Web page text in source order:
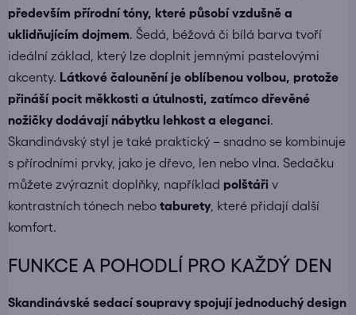
především přírodní tóny, které působí vzdušně a
uklidňujícím dojmem. Šedá, béžová či bílá barva tvoří
ideální základ, který lze doplnit jemnými pastelovými
akcenty. Látkové čalounění je oblíbenou volbou, protože
přináší pocit měkkosti a útulnosti, zatímco dřevěné
nožičky dodávají nábytku lehkost a eleganci.
Skandinávský styl je také praktický – snadno se kombinuje
s přírodními prvky, jako je dřevo, len nebo vlna. Sedačku
můžete zvýraznit doplňky, například polštáři v
kontrastních tónech nebo taburety, které přidají další
komfort.
FUNKCE A POHODLÍ PRO KAŽDÝ DEN
Skandinávské sedací soupravy spojují jednoduchý design